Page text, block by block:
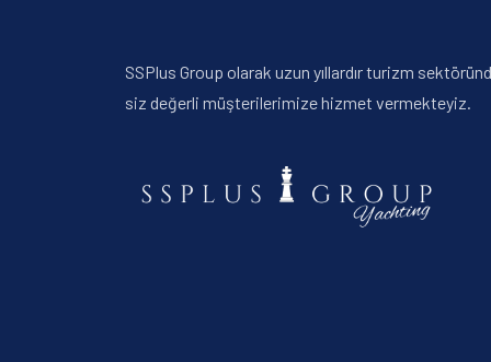
SSPlus Group olarak uzun yıllardır turizm
siz değerli müşterilerimize hizmet vermekteyiz.